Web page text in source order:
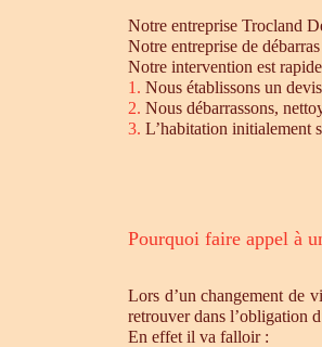
Notre entreprise Trocland
Notre entreprise de
Notre intervention est
1. Nous établissons un
2. Nous débarrassons,
3. L’habitation initialement
Pourquoi faire appel à
Lors d’un changement de
retrouver dans l’obligation
En effet il va falloir :